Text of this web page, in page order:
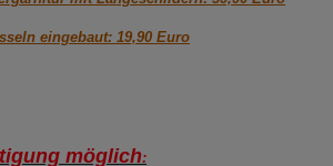
eingebaut: 19,90 Euro
möglich: